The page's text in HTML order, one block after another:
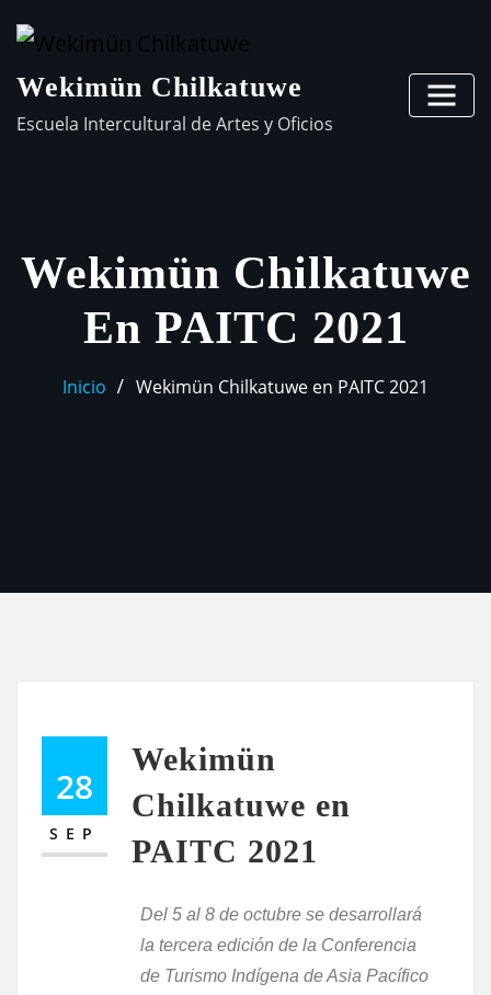
Wekimün Chilkatuwe
Escuela Intercultural de Artes y Oficios
Wekimün Chilkatuwe
En PAITC 2021
Inicio Wekimün Chilkatuwe en PAITC 2021
28
SEP
Wekimün
Chilkatuwe en
PAITC 2021
Del 5 al 8 de octubre se desarrollará
la tercera edición de la Conferencia
de Turismo Indígena de Asia Pacífico